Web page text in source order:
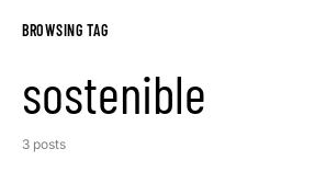
BROWSING TAG
sostenible
3 posts